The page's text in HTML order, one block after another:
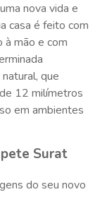
nova vida e
casa é feito com
à mão e com
que
12 milímetros
em ambientes
Surat
do seu novo